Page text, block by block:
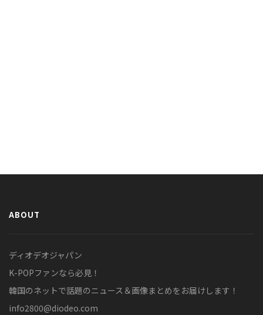
ABOUT
ディオデオジャパン
K-POPファンなら必見！
韓国のネットで話題のニュース＆画像まとめをお届けします！
info2800@diodeo.com